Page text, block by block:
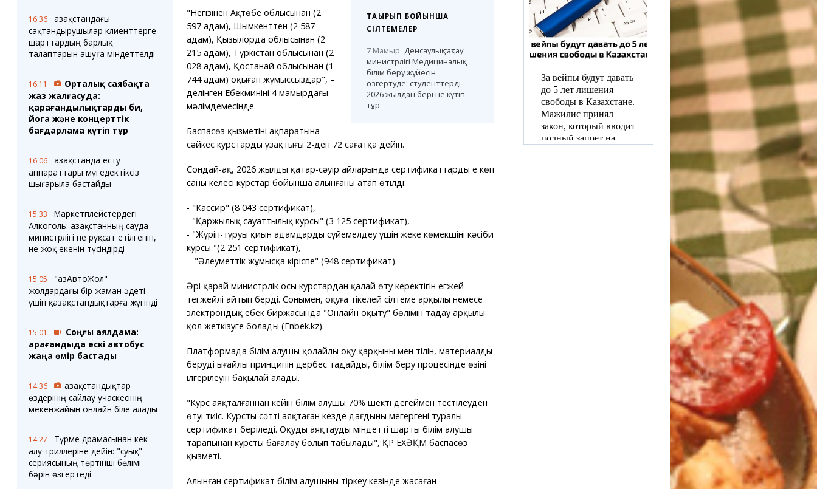
16:36
Қазақстандағы
сақтандырушылар клиенттерге
шарттардың барлық
талаптарын ашуға міндеттелді
16:11
Орталық саябақта
жаз жалғасуда:
қарағандылықтарды би,
йога және концерттік
бағдарлама күтіп тұр
16:06
Қазақстанда есту
аппараттары мүгедектіксіз
шығарыла бастайды
15:33
Маркетплейстердегі
Алкоголь: Қазақстанның сауда
министрлігі не рұқсат етілгенін,
не жоқ екенін түсіндірді
15:05
"ҚазАвтоЖол"
жолдардағы бір жаман әдеті
үшін қазақстандықтарға жүгінді
15:01
Соңғы аялдама:
Қарағандыда ескі автобус
жаңа өмір бастады
14:36
Қазақстандықтар
өздерінің сайлау учаскесінің
мекенжайын онлайн біле алады
14:27
Түрме драмасынан кек
алу триллеріне дейін: "суық"
сериясының төртінші бөлімі
бәрін өзгертеді
ТАҚЫРЫП БОЙЫНША
СІЛТЕМЕЛЕР
7 Мамыр Денсаулық сақтау
министрлігі Медициналық
білім беру жүйесін
өзгертуде: студенттерді
2026 жылдан бері не күтіп
тұр
"Негізінен Ақтөбе облысынан (2
597 адам), Шымкенттен (2 587
адам), Қызылорда облысынан (2
215 адам), Түркістан облысынан (2
028 адам), Қостанай облысынан (1
744 адам) оқыған жұмыссыздар", –
делінген Еңбекминінің 4 мамырдағы
мәлімдемесінде.
Баспасөз қызметінің ақпаратына
сәйкес курстардың ұзақтығы 2-ден 72 сағатқа дейін.
Сондай-ақ, 2026 жылдың қаңтар-сәуір айларында сертификаттардың ең көп
саны келесі курстар бойынша алынғаны атап өтілді:
- "Кассир" (8 043 сертификат),
- "Қаржылық сауаттылық курсы" (3 125 сертификат),
- "Жүріп-тұруы қиын адамдарды сүйемелдеу үшін жеке көмекшінің кәсіби
курсы "(2 251 сертификат),
- "Әлеуметтік жұмысқа кіріспе" (948 сертификат).
Әрі қарай министрлік осы курстардан қалай өту керектігін егжей-
тегжейлі айтып берді. Сонымен, оқуға тікелей сілтеме арқылы немесе
электрондық еңбек биржасында "Онлайн оқыту" бөлімін таңдау арқылы
қол жеткізуге болады (Enbek.kz).
Платформада білім алушы қолайлы оқу қарқыны мен тілін, материалды
берудің ыңғайлы принципін дербес таңдайды, білім беру процесінде өзінің
ілгерілеуін бақылай алады.
"Курс аяқталғаннан кейін білім алушы 70% шекті деңгеймен тестілеуден
өтуі тиіс. Курсты сәтті аяқтаған кезде дағдыны меңгергені туралы
сертификат беріледі. Оқуды аяқтаудың міндетті шарты білім алушы
тарапынан курсты бағалау болып табылады", ҚР ЕХӘҚМ баспасөз
қызметі.
Алынған сертификат білім алушының тіркеу кезінде жасаған